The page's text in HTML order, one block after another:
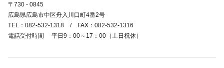
〒730 - 0845
広島県広島市中区舟入川口町4番2号
TEL：082-532-1318 / FAX：082-532-1316
電話受付時間 平日9：00～17：00（土日祝休）